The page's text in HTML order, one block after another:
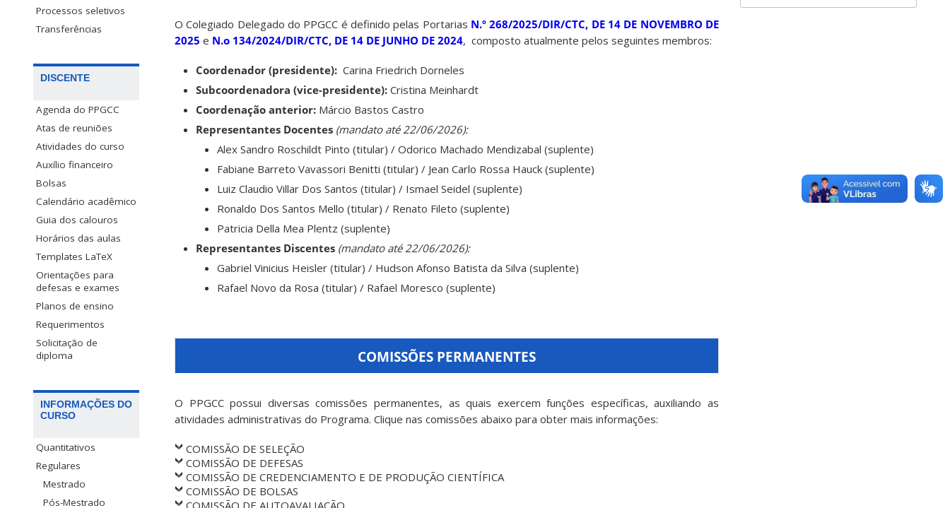
Processos seletivos
Transferências
DISCENTE
Agenda do PPGCC
Atas de reuniões
Atividades do curso
Auxílio financeiro
Bolsas
Calendário acadêmico
Guia dos calouros
Horários das aulas
Templates LaTeX
Orientações para
defesas e exames
Planos de ensino
Requerimentos
Solicitação de
diploma
INFORMAÇÕES DO
CURSO
Quantitativos
Regulares
Mestrado
Pós-Mestrado
O Colegiado Delegado do PPGCC é definido pelas Portarias N.º 268/2025/DIR/CTC, DE 14 DE NOVEMBRO DE
2025 e N.o 134/2024/DIR/CTC, DE 14 DE JUNHO DE 2024, composto atualmente pelos seguintes membros:
Coordenador (presidente): Carina Friedrich Dorneles
Subcoordenadora (vice-presidente): Cristina Meinhardt
Coordenação anterior: Márcio Bastos Castro
Representantes Docentes (mandato até 22/06/2026):
Alex Sandro Roschildt Pinto (titular) / Odorico Machado Mendizabal (suplente)
Fabiane Barreto Vavassori Benitti (titular) / Jean Carlo Rossa Hauck (suplente)
Luiz Claudio Villar Dos Santos (titular) / Ismael Seidel (suplente)
Ronaldo Dos Santos Mello (titular) / Renato Fileto (suplente)
Patricia Della Mea Plentz (suplente)
Representantes Discentes (mandato até 22/06/2026):
Gabriel Vinicius Heisler (titular) / Hudson Afonso Batista da Silva (suplente)
Rafael Novo da Rosa (titular) / Rafael Moresco (suplente)
COMISSÕES PERMANENTES
O PPGCC possui diversas comissões permanentes, as quais exercem funções específicas, auxiliando as
atividades administrativas do Programa. Clique nas comissões abaixo para obter mais informações:
COMISSÃO DE SELEÇÃO
COMISSÃO DE DEFESAS
COMISSÃO DE CREDENCIAMENTO E DE PRODUÇÃO CIENTÍFICA
COMISSÃO DE BOLSAS